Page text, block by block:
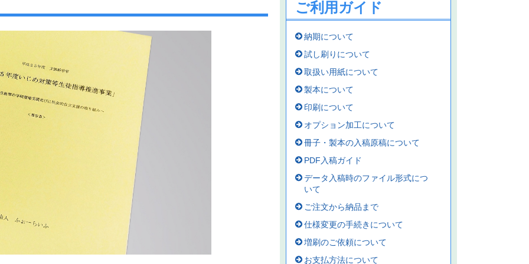
ご利用ガイド
納期について
試し刷りについて
取扱い用紙について
製本について
印刷について
オプション加工について
冊子・製本の入稿原稿について
PDF入稿ガイド
データ入稿時のファイル形式につ
いて
ご注文から納品まで
仕様変更の手続きについて
増刷のご依頼について
お支払方法について